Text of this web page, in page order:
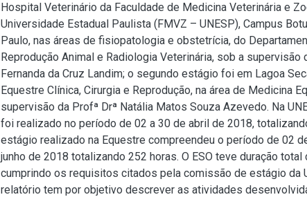
Hospital Veterinário da Faculdade de Medicina Veterinária e
Universidade Estadual Paulista (FMVZ – UNESP), Campus
Paulo, nas áreas de fisiopatologia e obstetrícia, do
Reprodução Animal e Radiologia Veterinária, sob a supervisão
Fernanda da Cruz Landim; o segundo estágio foi em Lagoa
Equestre Clínica, Cirurgia e Reprodução, na área de Medicina
supervisão da Profª Drª Natália Matos Souza Azevedo. Na
foi realizado no período de 02 a 30 de abril de 2018,
estágio realizado na Equestre compreendeu o período de 02
junho de 2018 totalizando 252 horas. O ESO teve duração total
cumprindo os requisitos citados pela comissão de estágio da
relatório tem por objetivo descrever as atividades